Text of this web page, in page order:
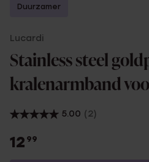
Duurzamer
Lucardi
Stainless steel
kralenarmband
5.00 (2)
12 99